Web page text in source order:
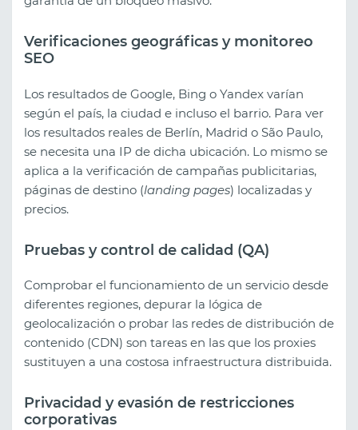
Verificaciones geográficas y monitoreo
SEO
Los resultados de Google, Bing o Yandex varían
según el país, la ciudad e incluso el barrio. Para ver
los resultados reales de Berlín, Madrid o São Paulo,
se necesita una IP de dicha ubicación. Lo mismo se
aplica a la verificación de campañas publicitarias,
páginas de destino (landing pages) localizadas y
precios.
Pruebas y control de calidad (QA)
Comprobar el funcionamiento de un servicio desde
diferentes regiones, depurar la lógica de
geolocalización o probar las redes de distribución de
contenido (CDN) son tareas en las que los proxies
sustituyen a una costosa infraestructura distribuida.
Privacidad y evasión de restricciones
corporativas